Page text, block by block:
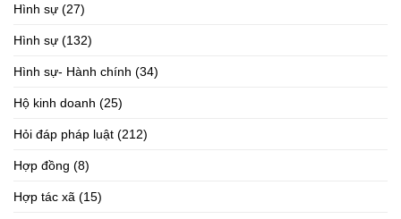
Hình sự (27)
Hình sự (132)
Hình sự- Hành chính (34)
Hộ kinh doanh (25)
Hỏi đáp pháp luật (212)
Hợp đồng (8)
Hợp tác xã (15)